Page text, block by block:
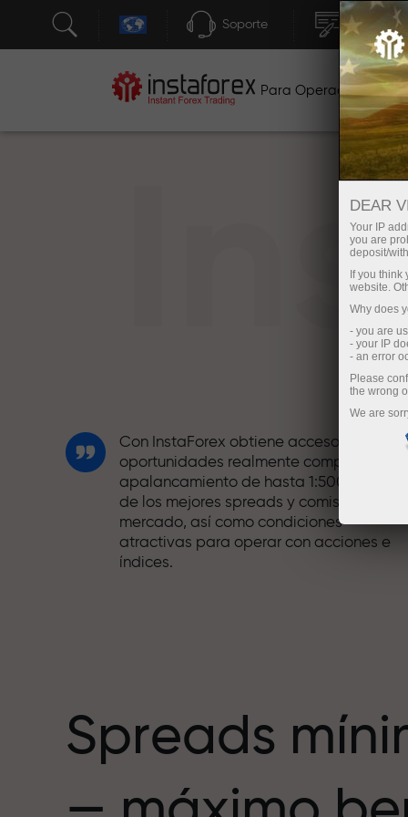
Soporte Apertura
Para Operadores
Con InstaForex obtiene acceso a
oportunidades realmente competitivas:
apalancamiento de hasta 1:5000, unos
de los mejores spreads y comisiones del
mercado, así como condiciones
atractivas para operar con acciones e
índices.
de las operaciones comparten los
mismos valores. Ales Loprais aporta
Spreads
DEAR
Your IP
you are
deposit/
If you
website.
Why does
- you are
- your IP
- an error
Please
the wrong
We are